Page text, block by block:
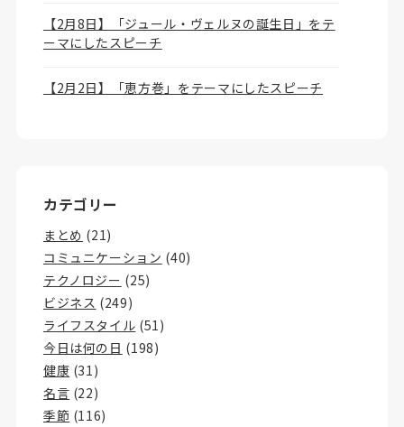
【2月8日】「ジュール・ヴェルヌの誕生日」をテ
ーマにしたスピーチ
【2月2日】「恵方巻」をテーマにしたスピーチ
カテゴリー
まとめ (21)
コミュニケーション (40)
テクノロジー (25)
ビジネス (249)
ライフスタイル (51)
今日は何の日 (198)
健康 (31)
名言 (22)
季節 (116)